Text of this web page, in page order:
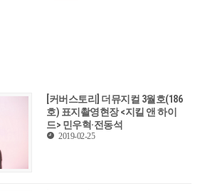
[커버스토리] 더뮤지컬 3월호(186
호) 표지촬영현장 <지킬 앤 하이
드> 민우혁·전동석
2019-02-25